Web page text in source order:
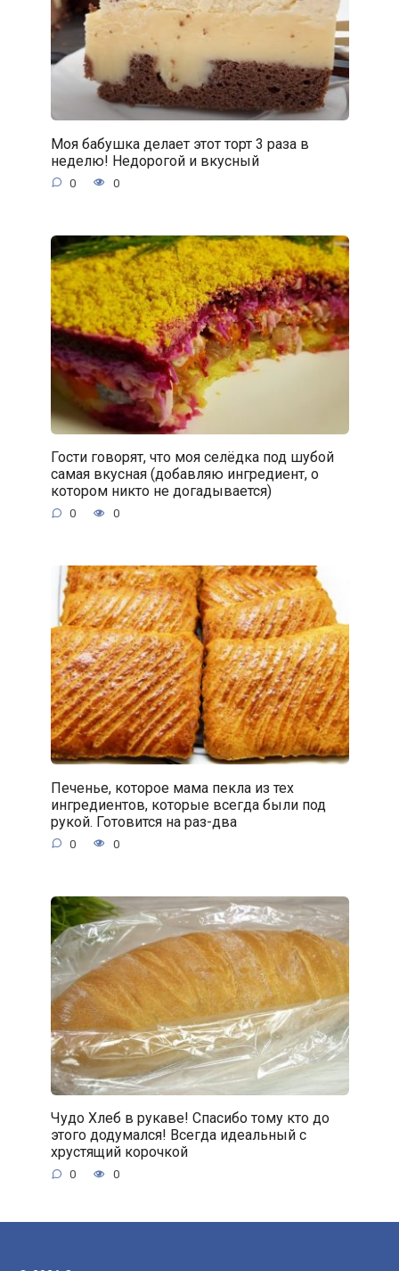
Моя бабушка делает этот торт 3 раза в
неделю! Недорогой и вкусный
0 0
Гости говорят, что моя селёдка под шубой
самая вкусная (добавляю ингредиент, о
котором никто не догадывается)
0 0
Печенье, которое мама пекла из тех
ингредиентов, которые всегда были под
рукой. Готовится на раз-два
0 0
Чудо Хлеб в рукаве! Спасибо тому кто до
этого додумался! Всегда идеальный с
хрустящий корочкой
0 0